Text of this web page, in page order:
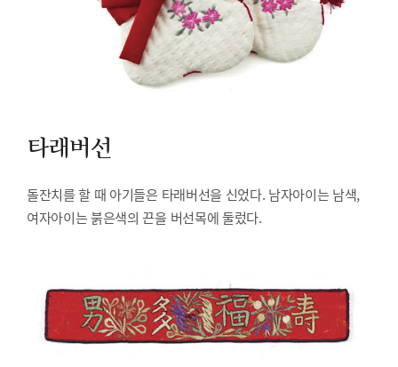
타래버선
돌잔치를 할 때 아기들은 타래버선을 신었다. 남자아이는 남색,
여자아이는 붉은색의 끈을 버선목에 둘렀다.